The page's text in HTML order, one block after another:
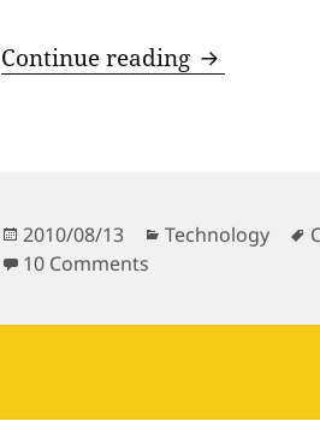
Continue reading Ubuntu 多
Posted
on
2010/08/13 Categories
Technology
10 Comments